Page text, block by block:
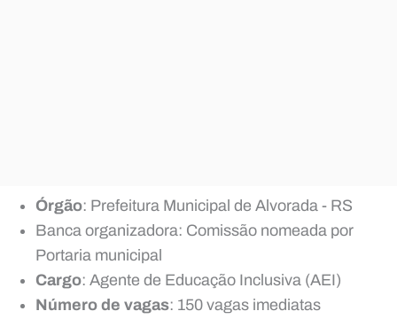
Órgão: Prefeitura Municipal de Alvorada - RS
Banca organizadora: Comissão nomeada por
Portaria municipal
Cargo: Agente de Educação Inclusiva (AEI)
Número de vagas: 150 vagas imediatas